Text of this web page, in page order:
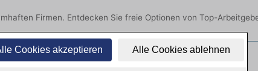
Cookies akzeptieren Alle Cookies ablehnen
Firmen. Entdecken Sie freie Optionen von Top-
Büromanagement (m/w/d)